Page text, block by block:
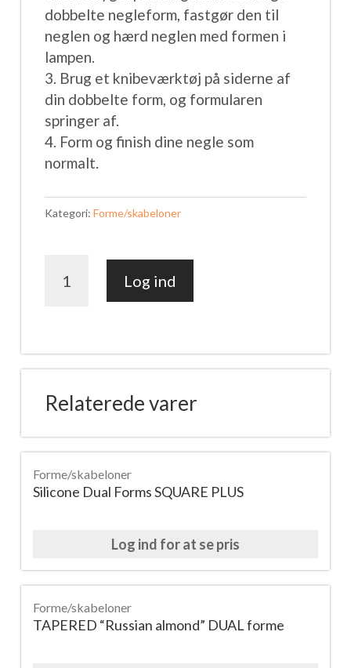
dobbelte negleform, fastgør den til
neglen og hærd neglen med formen i
lampen.
3. Brug et knibeværktøj på siderne af
din dobbelte form, og formularen
springer af.
4. Form og finish dine negle som
normalt.
Kategori: Forme/skabeloner
Genanvendelige
Silikone
(120
stk)
antal
Log ind
Relaterede varer
Forme/skabeloner
Silicone Dual Forms SQUARE PLUS
Log ind for at se pris
Forme/skabeloner
TAPERED “Russian almond” DUAL forme